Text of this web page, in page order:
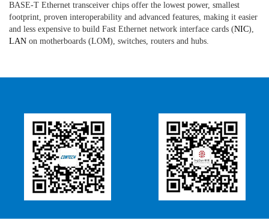
BASE-T Ethernet transceiver chips offer the lowest power, smallest
footprint, proven interoperability and advanced features, making it easier
and less expensive to build Fast Ethernet network interface cards (NIC),
LAN on motherboards (LOM), switches, routers and hubs.